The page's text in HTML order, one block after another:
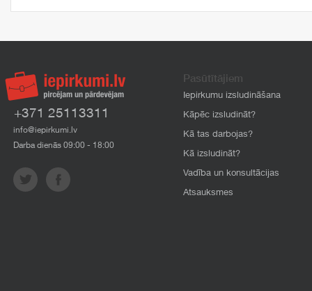
+371 25113311
info@iepirkumi.lv
Darba dienās 09:00 - 18:00
Pasūtītājiem
Iepirkumu izsludināšana
Kāpēc izsludināt?
Kā tas darbojas?
Kā izsludināt?
Vadība un konsultācijas
Atsauksmes